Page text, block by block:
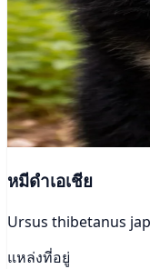
หมีดำเอเชีย
Ursus thibetanus
แหล่งที่อยู่